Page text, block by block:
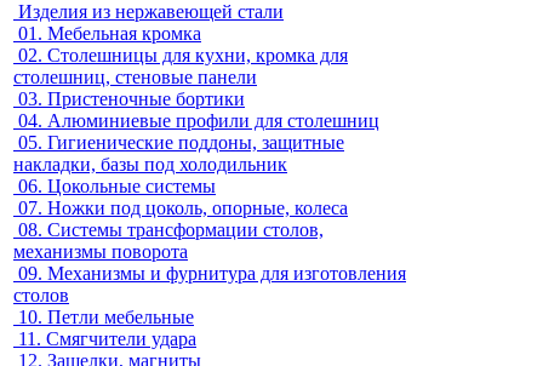
Изделия из нержавеющей стали
01. Мебельная кромка
02. Столешницы для кухни, кромка для
столешниц, стеновые панели
03. Пристеночные бортики
04. Алюминиевые профили для столешниц
05. Гигиенические поддоны, защитные
накладки, базы под холодильник
06. Цокольные системы
07. Ножки под цоколь, опорные, колеса
08. Системы трансформации столов,
механизмы поворота
09. Механизмы и фурнитура для изготовления
столов
10. Петли мебельные
11. Смягчители удара
12. Защелки, магниты